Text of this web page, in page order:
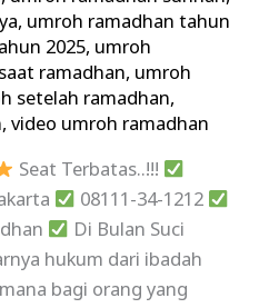
, umroh ramadhan tahun
2025, umroh
ramadhan, umroh
setelah ramadhan,
,video umroh ramadhan
Seat Terbatas..!!!
08111-34-1212
Di Bulan Suci
hukum dari ibadah
bagi orang yang